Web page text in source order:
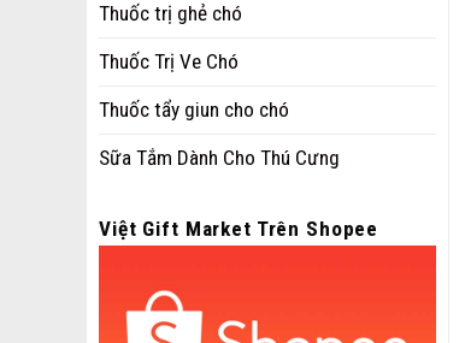
Thuốc trị ghẻ chó
Thuốc Trị Ve Chó
Thuốc tẩy giun cho chó
Sữa Tắm Dành Cho Thú Cưng
Việt Gift Market Trên Shopee